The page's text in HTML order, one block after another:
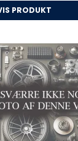
PRODUKT